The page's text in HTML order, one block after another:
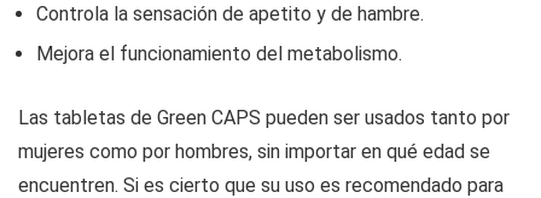
Controla la sensación de apetito y de hambre.
Mejora el funcionamiento del metabolismo.
Las tabletas de Green CAPS pueden ser usados tanto por
mujeres como por hombres, sin importar en qué edad se
encuentren. Si es cierto que su uso es recomendado para